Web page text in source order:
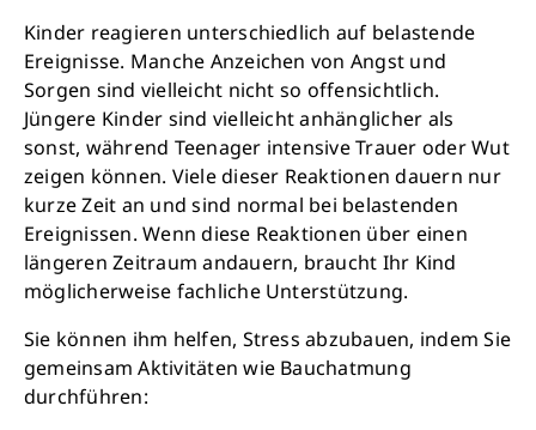
Kinder reagieren unterschiedlich auf belastende
Ereignisse. Manche Anzeichen von Angst und
Sorgen sind vielleicht nicht so offensichtlich.
Jüngere Kinder sind vielleicht anhänglicher als
sonst, während Teenager intensive Trauer oder Wut
zeigen können. Viele dieser Reaktionen dauern nur
kurze Zeit an und sind normal bei belastenden
Ereignissen. Wenn diese Reaktionen über einen
längeren Zeitraum andauern, braucht Ihr Kind
möglicherweise fachliche Unterstützung.
Sie können ihm helfen, Stress abzubauen, indem Sie
gemeinsam Aktivitäten wie Bauchatmung
durchführen: